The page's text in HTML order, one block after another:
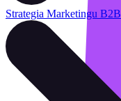
Strategia Marketingu B2B